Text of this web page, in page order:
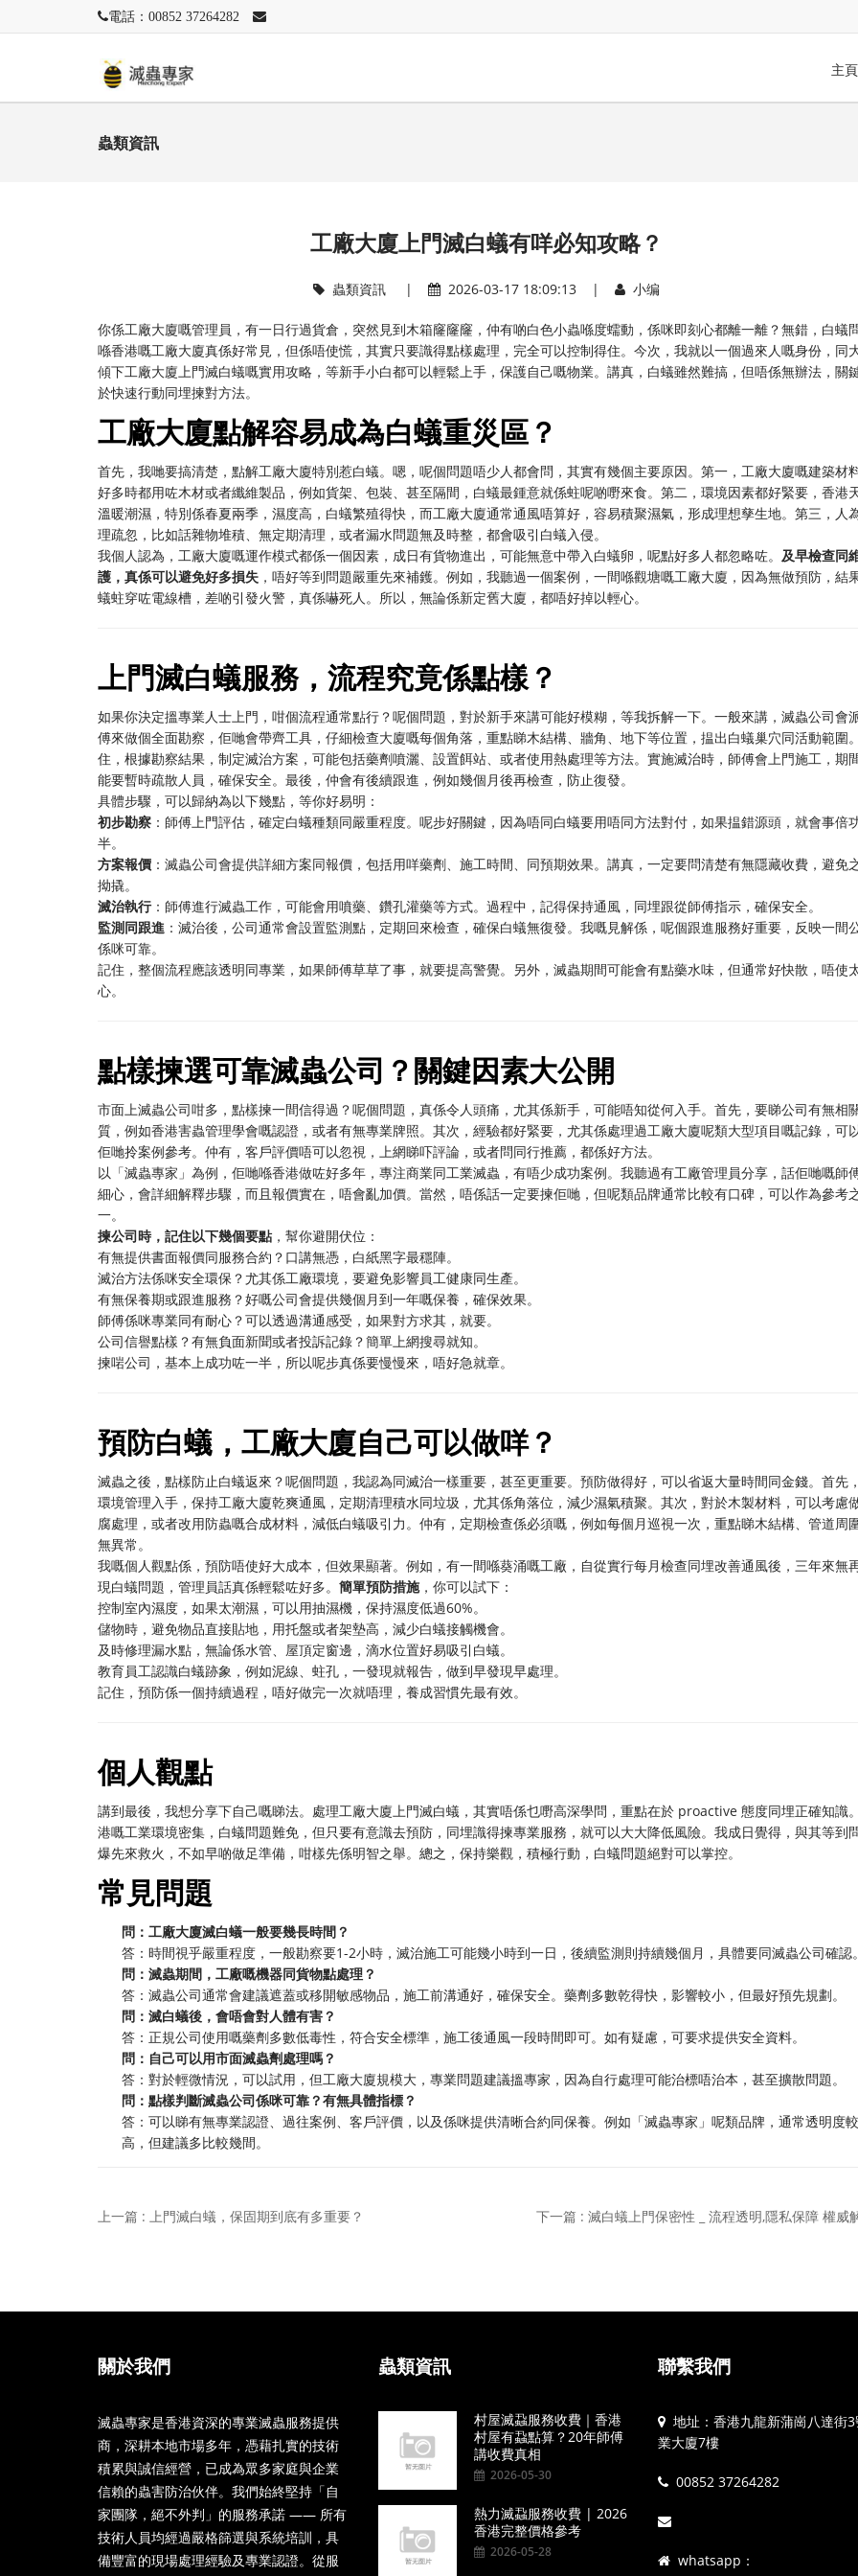
電話：00852 37264282
主頁
蟲類資訊
工廠大廈上門滅白蟻有咩必知攻略？
蟲類資訊 | 2026-03-17 18:09:13 | 小编
你係工廠大廈嘅管理員，有一日行過貨倉，突然見到木箱窿窿窿，仲有啲白色小蟲喺度蠕動，係咪即刻心都離一離？無錯，白蟻
喺香港嘅工廠大廈真係好常見，但係唔使慌，其實只要識得點樣處理，完全可以控制得住。今次，我就以一個過來人嘅身份，同
傾下工廠大廈上門滅白蟻嘅實用攻略，等新手小白都可以輕鬆上手，保護自己嘅物業。講真，白蟻雖然難搞，但唔係無辦法，關
於快速行動同埋揀對方法。
工廠大廈點解容易成為白蟻重災區？
首先，我哋要搞清楚，點解工廠大廈特別惹白蟻。嗯，呢個問題唔少人都會問，其實有幾個主要原因。第一，工廠大廈嘅建築材
好多時都用咗木材或者纖維製品，例如貨架、包裝、甚至隔間，白蟻最鍾意就係蛀呢啲嘢來食。第二，環境因素都好緊要，香港
溫暖潮濕，特別係春夏兩季，濕度高，白蟻繁殖得快，而工廠大廈通常通風唔算好，容易積聚濕氣，形成理想孳生地。第三，人
理疏忽，比如話雜物堆積、無定期清理，或者漏水問題無及時整，都會吸引白蟻入侵。
我個人認為，工廠大廈嘅運作模式都係一個因素，成日有貨物進出，可能無意中帶入白蟻卵，呢點好多人都忽略咗。 及早檢查同
護，真係可以避免好多損失 ，唔好等到問題嚴重先來補鑊。例如，我聽過一個案例，一間喺觀塘嘅工廠大廈，因為無做預防，結
蟻蛀穿咗電線槽，差啲引發火警，真係嚇死人。所以，無論係新定舊大廈，都唔好掉以輕心。
上門滅白蟻服務，流程究竟係點樣？
如果你決定搵專業人士上門，咁個流程通常點行？呢個問題，對於新手來講可能好模糊，等我拆解一下。一般來講，滅蟲公司會
傅來做個全面勘察，佢哋會帶齊工具，仔細檢查大廈嘅每個角落，重點睇木結構、牆角、地下等位置，揾出白蟻巢穴同活動範圍
住，根據勘察結果，制定滅治方案，可能包括藥劑噴灑、設置餌站、或者使用熱處理等方法。實施滅治時，師傅會上門施工，期
能要暫時疏散人員，確保安全。最後，仲會有後續跟進，例如幾個月後再檢查，防止復發。
具體步驟，可以歸納為以下幾點，等你好易明：
初步勘察 ：師傅上門評估，確定白蟻種類同嚴重程度。呢步好關鍵，因為唔同白蟻要用唔同方法對付，如果揾錯源頭，就會事倍
半。
方案報價 ：滅蟲公司會提供詳細方案同報價，包括用咩藥劑、施工時間、同預期效果。講真，一定要問清楚有無隱藏收費，避免
拗撬。
滅治執行：師傅進行滅蟲工作，可能會用噴藥、鑽孔灌藥等方式。過程中，記得保持通風，同埋跟從師傅指示，確保安全。
監測同跟進 ：滅治後，公司通常會設置監測點，定期回來檢查，確保白蟻無復發。我嘅見解係，呢個跟進服務好重要，反映一間
係咪可靠。
記住，整個流程應該透明同專業，如果師傅草草了事，就要提高警覺。另外，滅蟲期間可能會有點藥水味，但通常好快散，唔使
心。
點樣揀選可靠滅蟲公司？關鍵因素大公開
市面上滅蟲公司咁多，點樣揀一間信得過？呢個問題，真係令人頭痛，尤其係新手，可能唔知從何入手。首先，要睇公司有無相
質，例如香港害蟲管理學會嘅認證，或者有無專業牌照。其次，經驗都好緊要，尤其係處理過工廠大廈呢類大型項目嘅記錄，可
佢哋拎案例參考。仲有，客戶評價唔可以忽視，上網睇吓評論，或者問同行推薦，都係好方法。
以「滅蟲專家」為例，佢哋喺香港做咗好多年，專注商業同工業滅蟲，有唔少成功案例。我聽過有工廠管理員分享，話佢哋嘅師
細心，會詳細解釋步驟，而且報價實在，唔會亂加價。當然，唔係話一定要揀佢哋，但呢類品牌通常比較有口碑，可以作為參考
一。
揀公司時，記住以下幾個要點 ，幫你避開伏位：
有無提供書面報價同服務合約？口講無憑，白紙黑字最穩陣。
滅治方法係咪安全環保？尤其係工廠環境，要避免影響員工健康同生產。
有無保養期或跟進服務？好嘅公司會提供幾個月到一年嘅保養，確保效果。
師傅係咪專業同有耐心？可以透過溝通感受，如果對方求其，就要。
公司信譽點樣？有無負面新聞或者投訴記錄？簡單上網搜尋就知。
揀啱公司，基本上成功咗一半，所以呢步真係要慢慢來，唔好急就章。
預防白蟻，工廠大廈自己可以做咩？
滅蟲之後，點樣防止白蟻返來？呢個問題，我認為同滅治一樣重要，甚至更重要。預防做得好，可以省返大量時間同金錢。首先
環境管理入手，保持工廠大廈乾爽通風，定期清理積水同垃圾，尤其係角落位，減少濕氣積聚。其次，對於木製材料，可以考慮
腐處理，或者改用防蟲嘅合成材料，減低白蟻吸引力。仲有，定期檢查係必須嘅，例如每個月巡視一次，重點睇木結構、管道周
無異常。
我嘅個人觀點係，預防唔使好大成本，但效果顯著。例如，有一間喺葵涌嘅工廠，自從實行每月檢查同埋改善通風後，三年來無
現白蟻問題，管理員話真係輕鬆咗好多。 簡單預防措施，你可以試下：
控制室內濕度，如果太潮濕，可以用抽濕機，保持濕度低過60%。
儲物時，避免物品直接貼地，用托盤或者架墊高，減少白蟻接觸機會。
及時修理漏水點，無論係水管、屋頂定窗邊，滴水位置好易吸引白蟻。
教育員工認識白蟻跡象，例如泥線、蛀孔，一發現就報告，做到早發現早處理。
記住，預防係一個持續過程，唔好做完一次就唔理，養成習慣先最有效。
個人觀點
講到最後，我想分享下自己嘅睇法。處理工廠大廈上門滅白蟻，其實唔係乜嘢高深學問，重點在於 proactive 態度同埋正確知識
港嘅工業環境密集，白蟻問題難免，但只要有意識去預防，同埋識得揀專業服務，就可以大大降低風險。我成日覺得，與其等到
爆先來救火，不如早啲做足準備，咁樣先係明智之舉。總之，保持樂觀，積極行動，白蟻問題絕對可以掌控。
常見問題
問：工廠大廈滅白蟻一般要幾長時間？
答：時間視乎嚴重程度，一般勘察要1-2小時，滅治施工可能幾小時到一日，後續監測則持續幾個月，具體要同滅蟲公司確認。
問：滅蟲期間，工廠嘅機器同貨物點處理？
答：滅蟲公司通常會建議遮蓋或移開敏感物品，施工前溝通好，確保安全。藥劑多數乾得快，影響較小，但最好預先規劃。
問：滅白蟻後，會唔會對人體有害？
答：正規公司使用嘅藥劑多數低毒性，符合安全標準，施工後通風一段時間即可。如有疑慮，可要求提供安全資料。
問：自己可以用市面滅蟲劑處理嗎？
答：對於輕微情況，可以試用，但工廠大廈規模大，專業問題建議搵專家，因為自行處理可能治標唔治本，甚至擴散問題。
問：點樣判斷滅蟲公司係咪可靠？有無具體指標？
答：可以睇有無專業認證、過往案例、客戶評價，以及係咪提供清晰合約同保養。例如「滅蟲專家」呢類品牌，通常透明度較
高，但建議多比較幾間。
上一篇 : 上門滅白蟻，保固期到底有多重要？ 下一篇 : 滅白蟻上門保密性 _ 流程透明,隱私保障 權威
關於我們
滅蟲專家是香港資深的專業滅蟲服務提供
商，深耕本地市場多年，憑藉扎實的技術
積累與誠信經營，已成為眾多家庭與企業
信賴的蟲害防治伙伴。我們始終堅持「自
家團隊，絕不外判」的服務承諾 —— 所有
技術人員均經過嚴格篩選與系統培訓，具
備豐富的現場處理經驗及專業認證。從服
蟲類資訊
村屋滅蝨服務收費｜香港
村屋有蝨點算？20年師傅
講收費真相
2026-05-30
熱力滅蝨服務收費 | 2026
香港完整價格參考
2026-05-28
聯繫我們
地址：香港九龍新蒲崗八達街
業大廈7樓
00852 37264282
whatsapp：